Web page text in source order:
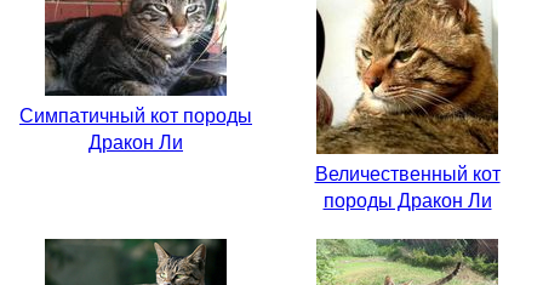
Симпатичный кот породы
Дракон Ли
Величественный кот
породы Дракон Ли